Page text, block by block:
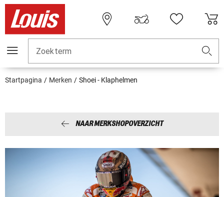
Zoekterm
Startpagina Merken Shoei - Klaphelmen
NAAR MERKSHOPOVERZICHT